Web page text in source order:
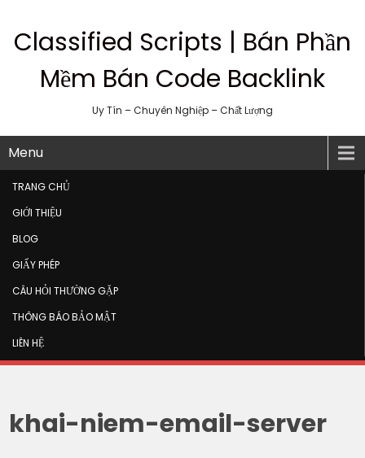
Classified Scripts | Bán Phần
Mềm Bán Code Backlink
Uy Tín – Chuyên Nghiệp – Chất Lượng
Menu
TRANG CHỦ
GIỚI THIỆU
BLOG
GIẤY PHÉP
CÂU HỎI THƯỜNG GẶP
THÔNG BÁO BẢO MẬT
LIÊN HỆ
khai-niem-email-server